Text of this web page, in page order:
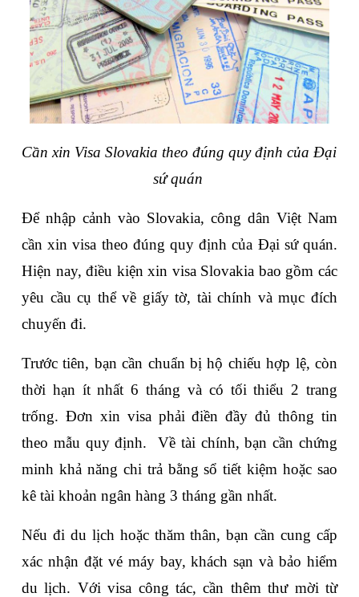
Cần xin Visa Slovakia theo đúng quy định của Đại
sứ quán
Để nhập cảnh vào Slovakia, công dân Việt Nam
cần xin visa theo đúng quy định của Đại sứ quán.
Hiện nay, điều kiện xin visa Slovakia bao gồm các
yêu cầu cụ thể về giấy tờ, tài chính và mục đích
chuyến đi.
Trước tiên, bạn cần chuẩn bị hộ chiếu hợp lệ, còn
thời hạn ít nhất 6 tháng và có tối thiểu 2 trang
trống. Đơn xin visa phải điền đầy đủ thông tin
theo mẫu quy định.  Về tài chính, bạn cần chứng
minh khả năng chi trả bằng sổ tiết kiệm hoặc sao
kê tài khoản ngân hàng 3 tháng gần nhất.
Nếu đi du lịch hoặc thăm thân, bạn cần cung cấp
xác nhận đặt vé máy bay, khách sạn và bảo hiểm
du lịch. Với visa công tác, cần thêm thư mời từ